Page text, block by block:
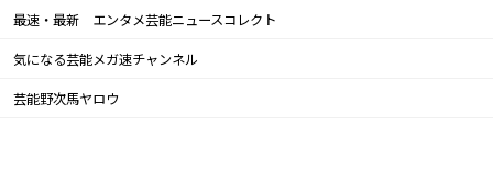
最速・最新 エンタメ芸能ニュースコレクト
気になる芸能メガ速チャンネル
芸能野次馬ヤロウ